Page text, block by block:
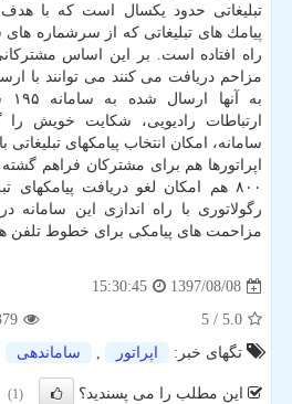
تبلیغاتی حدود یكسال است كه با
پیامك های تبلیغاتی كه از سرشماره
راه افتاده است. بر این اساس
مزاحم دریافت می كنند می توانند با
ارتباطات رادیویی، شكایت خویش را
سامانه، امكان انتخاب پیامكهای تبلیغاتی
اپراتورها هم برای مشتركان فراهم
۸۰۰ هم امكان لغو دریافت پیامكهای
رگولاتوری با راه اندازی این
مزاحمت های پیامكی برای خطوط تلفن
1397/08/08
15:30:45
5.0
/ 5
تگهای خبر:
اپراتور , ساماندهی
این مطلب را می پسندید؟ (1)